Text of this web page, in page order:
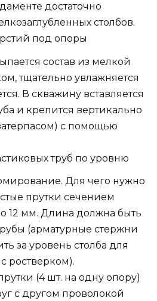
достаточно
столбов.
состав из мелкой
тщательно увлажняется
В скважину вставляется
и крепится вертикально
с помощью
Для чего нужно
прутки сечением
12 мм. Длина должна быть
(арматурные стержни
за уровень столба для
ростверком).
(4 шт. на одну опору)
с другом проволокой